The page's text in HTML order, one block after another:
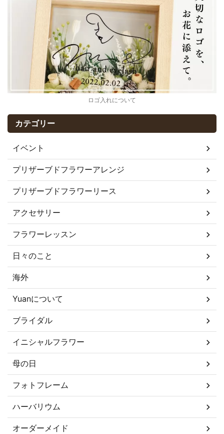
ロゴ入れについて
カテゴリー
イベント
プリザーブドフラワーアレンジ
プリザーブドフラワーリース
アクセサリー
フラワーレッスン
日々のこと
海外
Yuanについて
ブライダル
イニシャルフラワー
母の日
フォトフレーム
ハーバリウム
オーダーメイド